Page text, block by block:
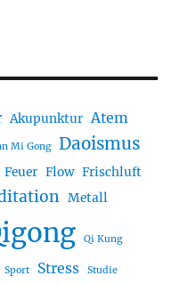
Akupunktur Atem
Mi Gong Daoismus
Feuer Flow Frischluft
Metall
Qi Kung
Sport Stress Studie